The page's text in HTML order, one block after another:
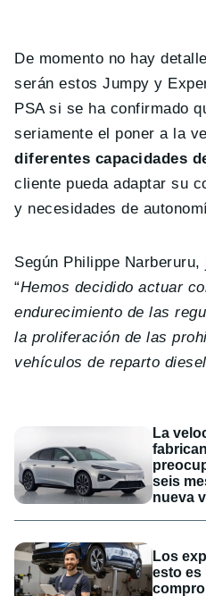
De momento no hay
serán estos Jumpy y
PSA si se ha confirmado
seriamente el poner a la
diferentes capacidades
cliente pueda adaptar su
y necesidades de
Según Philippe
“Hemos decidido actuar
endurecimiento de las
la proliferación de las
vehículos de reparto
La
seis
nueva
Los
esto es